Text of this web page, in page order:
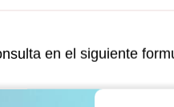
en el siguiente